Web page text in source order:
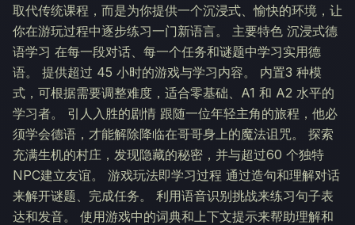
取代传统课程，而是为你提供一个沉浸式、愉快的环境，让
你在游玩过程中逐步练习一门新语言。 主要特色 沉浸式德
语学习 在每一段对话、每一个任务和谜题中学习实用德
语。 提供超过 45 小时的游戏与学习内容。 内置3 种模
式，可根据需要调整难度，适合零基础、A1 和 A2 水平的
学习者。 引人入胜的剧情 跟随一位年轻主角的旅程，他必
须学会德语，才能解除降临在哥哥身上的魔法诅咒。 探索
充满生机的村庄，发现隐藏的秘密，并与超过60 个独特
NPC建立友谊。 游戏玩法即学习过程 通过造句和理解对话
来解开谜题、完成任务。 利用语音识别挑战来练习句子表
达和发音。 使用游戏中的词典和上下文提示来帮助理解和